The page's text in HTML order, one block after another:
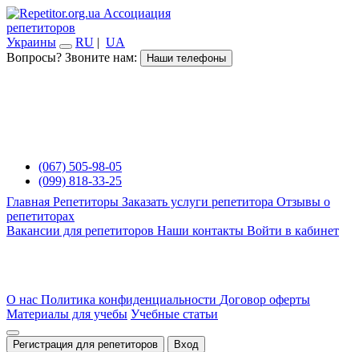
Ассоциация
репетиторов
Украины
RU | UA
Вопросы? Звоните нам:
Наши телефоны
(067) 505-98-05
(099) 818-33-25
Главная Репетиторы Заказать услуги репетитора Отзывы о
репетиторах
Вакансии для репетиторов Наши контакты Войти в кабинет
О нас Политика конфиденциальности Договор оферты
Материалы для учебы Учебные статьи
Регистрация для репетиторов Вход